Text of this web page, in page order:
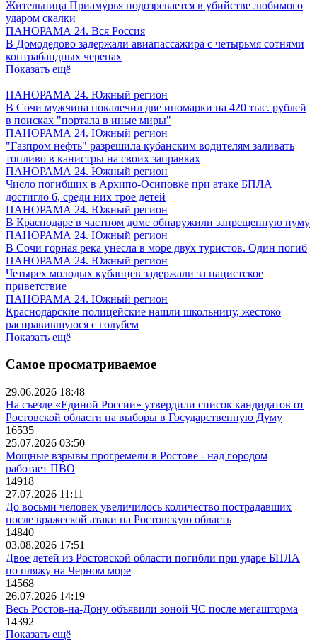
Жительница Приамурья подозревается в убийстве любимого
ударом скалки
ПАНОРАМА 24. Вся Россия
В Домодедово задержали авиапассажира с четырьмя сотнями
контрабандных черепах
Показать ещё
ПАНОРАМА 24. Южный регион
В Сочи мужчина покалечил две иномарки на 420 тыс. рублей
в поисках "портала в иные миры"
ПАНОРАМА 24. Южный регион
"Газпром нефть" разрешила кубанским водителям заливать
топливо в канистры на своих заправках
ПАНОРАМА 24. Южный регион
Число погибших в Архипо-Осиповке при атаке БПЛА
достигло 6, среди них трое детей
ПАНОРАМА 24. Южный регион
В Краснодаре в частном доме обнаружили запрещенную пуму
ПАНОРАМА 24. Южный регион
В Сочи горная река унесла в море двух туристов. Один погиб
ПАНОРАМА 24. Южный регион
Четырех молодых кубанцев задержали за нацистское
приветствие
ПАНОРАМА 24. Южный регион
Краснодарские полицейские нашли школьницу, жестоко
расправившуюся с голубем
Показать ещё
Самое просматриваемое
29.06.2026 18:48
На съезде «Единой России» утвердили список кандидатов от
Ростовской области на выборы в Государственную Думу
16535
25.07.2026 03:50
Мощные взрывы прогремели в Ростове - над городом
работает ПВО
14918
27.07.2026 11:11
До восьми человек увеличилось количество пострадавших
после вражеской атаки на Ростовскую область
14840
03.08.2026 17:51
Двое детей из Ростовской области погибли при ударе БПЛА
по пляжу на Черном море
14568
26.07.2026 14:19
Весь Ростов-на-Дону объявили зоной ЧС после мегашторма
14392
Показать ещё